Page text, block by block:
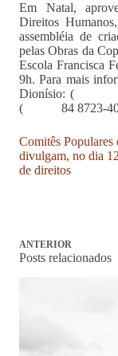
Em Natal,
Direitos
assembléia de
pelas Obras da
Escola Francisca
9h. Para mais
Dionísio: (
( 84 8723-
Comitês
divulgam, no dia
de direitos
ANTERIOR
Posts relacionados